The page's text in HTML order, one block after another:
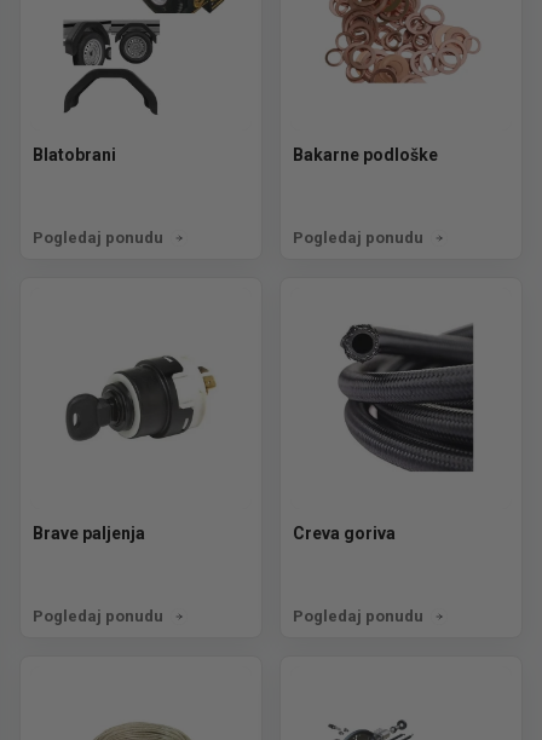
Blatobrani
Pogledaj ponudu
Bakarne podloške
Pogledaj ponudu
Brave paljenja
Pogledaj ponudu
Creva goriva
Pogledaj ponudu